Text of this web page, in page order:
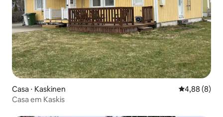
Casa ⋅ Kaskinen 4,88 de uma
4,88 (8)
Casa em Kaskis